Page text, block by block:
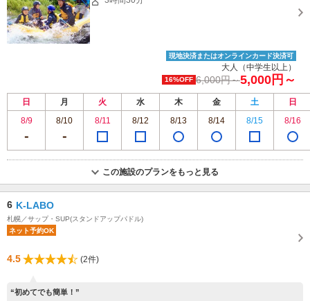
現地決済またはオンラインカード決済可
大人（中学生以上）
16%OFF 6,000円～5,000円～
日 月 火 水 木 金 土
日
8/9
8/10 8/11 8/12 8/13 8/14 8/15 8/16
この施設のプランをもっと見る
6 K-LABO
札幌／サップ・SUP(スタンドアップパドル)
ネット予約OK
4.5 (2件)
“初めてでも簡単！”